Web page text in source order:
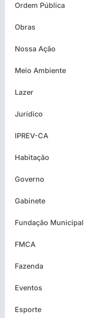
Ordem Pública
Obras
Nossa Ação
Meio Ambiente
Lazer
Jurídico
IPREV-CA
Habitação
Governo
Gabinete
Fundação Municipal
FMCA
Fazenda
Eventos
Esporte